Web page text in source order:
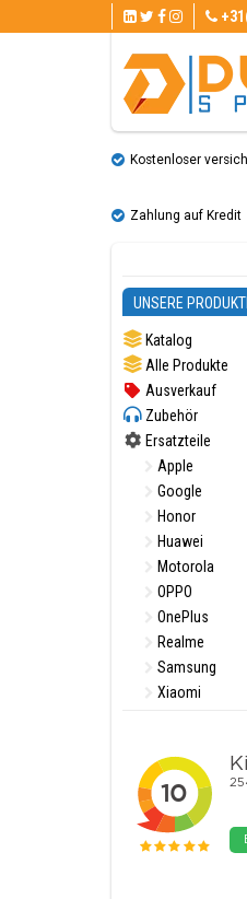
Kostenloser
Zahlung auf Kredit
UNSERE
Katalog
Alle Produkte
Ausverkauf
Zubehör
Ersatzteile
Apple
Google
Honor
Huawei
Motorola
OPPO
OnePlus
Realme
Samsung
Xiaomi